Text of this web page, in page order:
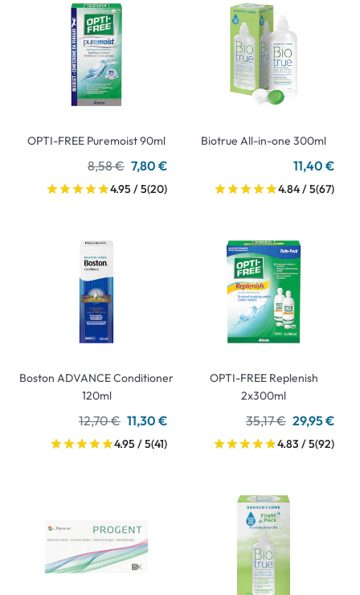
OPTI-FREE Puremoist 90ml
8,58 € 7,80 €
4.95 / 5(20)
Biotrue All-in-one 300ml
11,40 €
4.84 / 5(67)
Boston ADVANCE Conditioner
120ml
12,70 € 11,30 €
4.95 / 5(41)
OPTI-FREE Replenish
2x300ml
35,17 € 29,95 €
4.83 / 5(92)